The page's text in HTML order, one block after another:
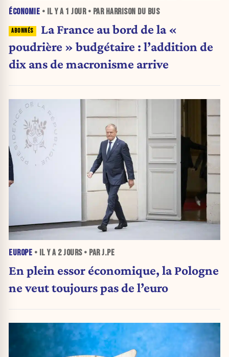
ÉCONOMIE • IL Y A 1 JOUR• PAR HARRISON DU BUS
La France au bord de la «
poudrière » budgétaire : l’addition de
dix ans de macronisme arrive
EUROPE • IL Y A 2 JOURS• PAR J.PE
En plein essor économique, la Pologne
ne veut toujours pas de l’euro